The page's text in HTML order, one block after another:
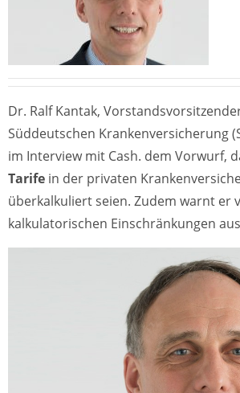
Dr. Ralf Kantak,
Süddeutschen Krankenversicherung
im Interview mit Cash. dem Vorwurf,
Tarife in der privaten
überkalkuliert seien. Zudem warnt er
kalkulatorischen Einschränkungen